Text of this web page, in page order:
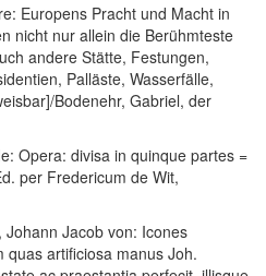
: Europens Pracht und Macht in
nicht nur allein die Berühmteste
andere Stätte, Festungen,
Palläste, Wasserfälle,
Bodenehr, Gabriel, der
: Opera: divisa in quinque partes =
per Fredericum de Wit,
Johann Jacob von: Icones
quas artificiosa manus Joh.